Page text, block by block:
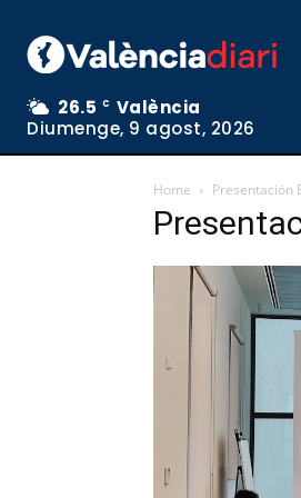
26.5 C
València
Diumenge, 9 agost, 2026
Home Presentación